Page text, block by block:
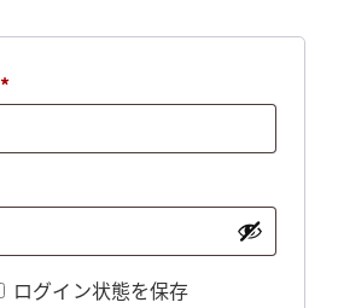
*必
ログイン状態を保存